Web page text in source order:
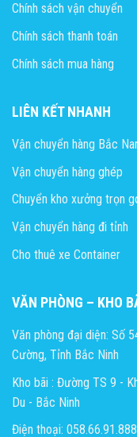
Chính sách vận chuyển
Chính sách thanh toán
Chính sách mua hàng
LIÊN KẾT NHANH
Vận chuyển hàng Bắc
Vận chuyển hàng ghép
Chuyển kho xưởng trọn
Vận chuyển hàng đi tỉnh
Cho thuê xe Container
VĂN PHÒNG – KHO
Văn phòng đại diện: Số
Cường, Tỉnh Bắc Ninh
Kho bãi : Đường TS 9 -
Du - Bắc Ninh
Điện thoại: 058.66.91.888